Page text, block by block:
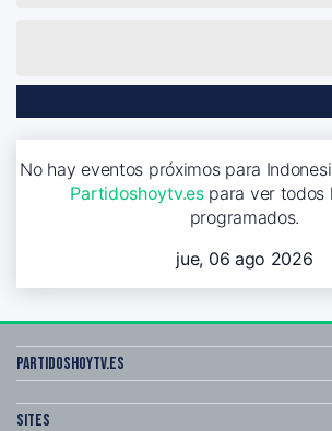
No hay eventos próximos para
Partidoshoytv.espara ver todos
programados.
jue, 06 ago 2026
Partidoshoytv.es
Sites